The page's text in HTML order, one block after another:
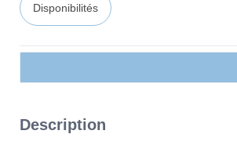
Disponibilités
Description